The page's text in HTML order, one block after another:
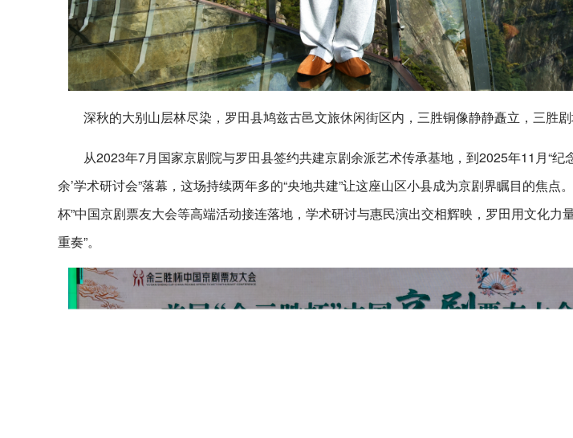
深秋的大别山层林尽染，罗田县鸠兹古邑文旅休闲街区内，三胜铜像静静矗立，三胜剧
从2023年7月国家京剧院与罗田县签约共建京剧余派艺术传承基地，到2025年11月“纪
余’学术研讨会”落幕，这场持续两年多的“央地共建”让这座山区小县成为京剧界瞩目的焦点
杯”中国京剧票友大会等高端活动接连落地，学术研讨与惠民演出交相辉映，罗田用文化力
重奏”。